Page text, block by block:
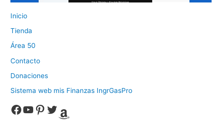
Inicio
Tienda
Área 50
Contacto
Donaciones
Sistema web mis Finanzas IngrGasPro
Facebook YouTube Pinterest Twitter Amazon